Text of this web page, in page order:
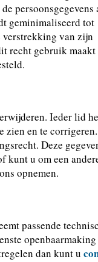
persoonsgegevens
geminimaliseerd tot
verstrekking van zijn
recht gebruik maakt
Ieder lid
zien en te
Deze
kunt u om een
opnemen.
passende
openbaarmaking
dan kunt u